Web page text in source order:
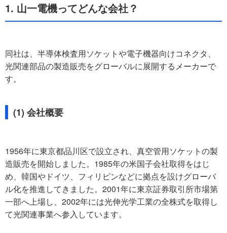
1. 山一電機ってどんな会社？
同社は、半導体検査用ソケットや電子機器向けコネクタ、
光関連部品の製造販売をグローバルに展開するメーカーで
す。
(1) 会社概要
1956年に東京都品川区で設立され、真空管用ソケットの製
造販売を開始しました。1985年の米国子会社取得をはじ
め、韓国やドイツ、フィリピンなどに拠点を設けグローバ
ル化を推進してきました。2001年に東京証券取引所市場第
一部へ上場し、2002年には光伸光学工業の全株式を取得し
て光関連事業へ参入しています。